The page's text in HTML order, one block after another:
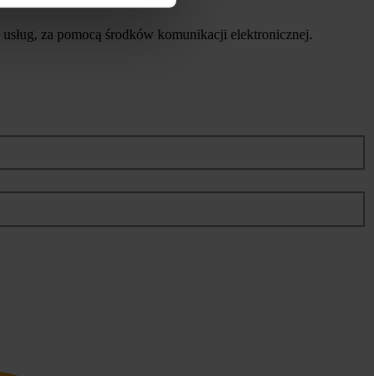
za pomocą środków komunikacji elektronicznej.